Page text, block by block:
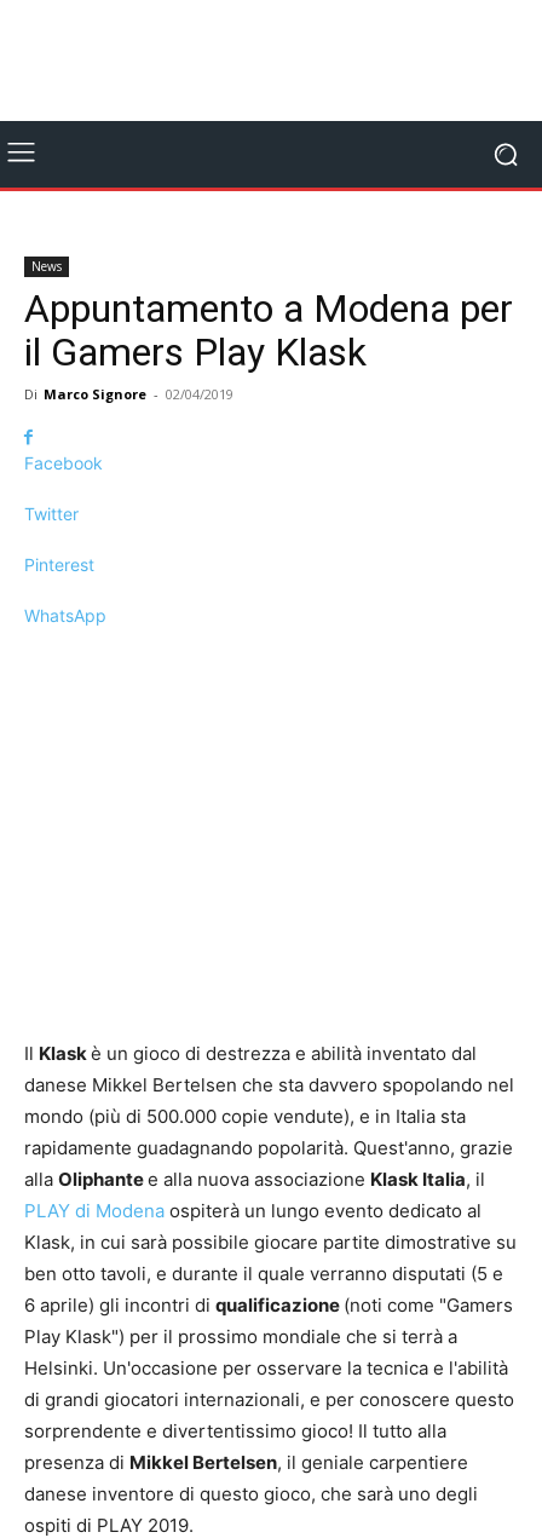
News
Appuntamento a Modena per
il Gamers Play Klask
Di Marco Signore - 02/04/2019
Facebook
Twitter
Pinterest
WhatsApp
Il Klask è un gioco di destrezza e abilità inventato dal
danese Mikkel Bertelsen che sta davvero spopolando nel
mondo (più di 500.000 copie vendute), e in Italia sta
rapidamente guadagnando popolarità. Quest'anno, grazie
alla Oliphantee alla nuova associazione Klask Italia, il
PLAY di Modena ospiterà un lungo evento dedicato al
Klask, in cui sarà possibile giocare partite dimostrative su
ben otto tavoli, e durante il quale verranno disputati (5 e
6 aprile) gli incontri di qualificazione (noti come "Gamers
Play Klask") per il prossimo mondiale che si terrà a
Helsinki. Un'occasione per osservare la tecnica e l'abilità
di grandi giocatori internazionali, e per conoscere questo
sorprendente e divertentissimo gioco! Il tutto alla
presenza di Mikkel Bertelsen, il geniale carpentiere
danese inventore di questo gioco, che sarà uno degli
ospiti di PLAY 2019.